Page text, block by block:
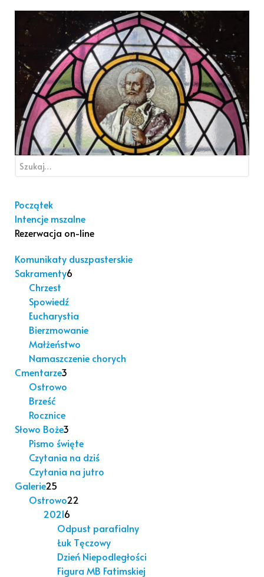
Początek
Intencje mszalne
Rezerwacja on-line
Komunikaty duszpasterskie
Sakramenty6
Chrzest
Spowiedź
Eucharystia
Bierzmowanie
Małżeństwo
Namaszczenie chorych
Cmentarze3
Ostrowo
Brześć
Rocznice
Słowo Boże3
Pismo święte
Czytania na dziś
Czytania na jutro
Galerie25
Ostrowo22
20216
Odpust parafialny
Łuk Tęczowy
Dzień Niepodległości
Figura MB Fatimskiej